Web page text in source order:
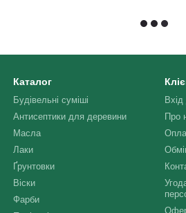
Каталог
Будівельні суміші
Антисептики для деревини
Масла
Лаки
Ґрунтовки
Віски
Фарби
Вхід
Про